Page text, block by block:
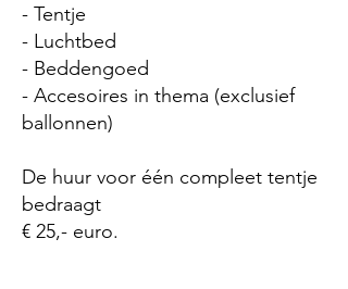
- Tentje
- Luchtbed
- Beddengoed
- Accesoires in thema (exclusief
ballonnen)
De huur voor één compleet tentje
bedraagt
€ 25,- euro.